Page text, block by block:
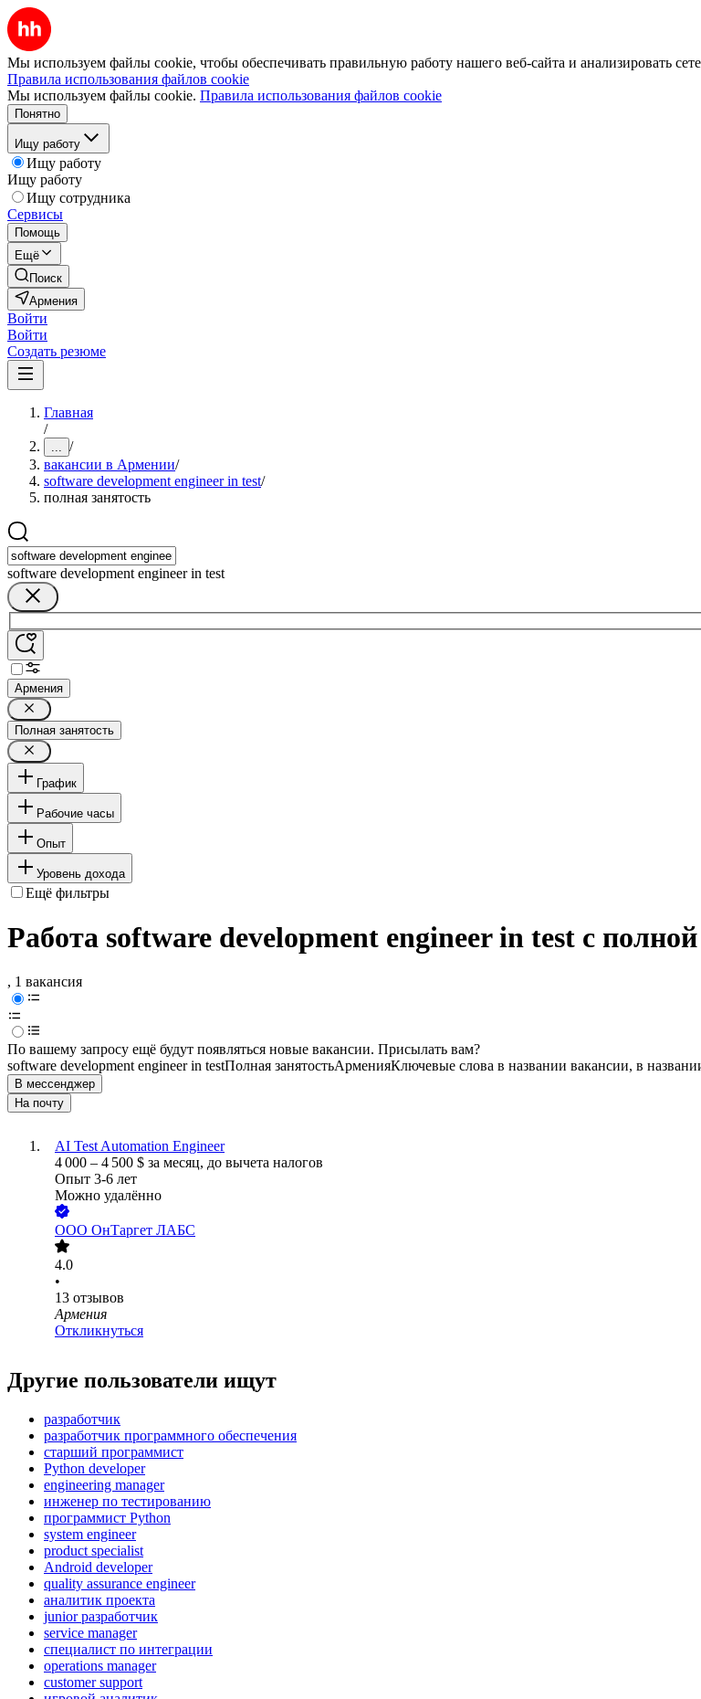
Мы используем файлы cookie, чтобы обеспечивать правильную работу нашего веб-сайта и анализировать
Правила использования файлов cookie
Мы используем файлы cookie. Правила использования файлов cookie
Понятно
Ищу работу
Ищу работу
Ищу работу
Ищу сотрудника
Сервисы
Помощь
Ещё
Поиск
Армения
Войти
Войти
Создать резюме
Главная
/
... /
вакансии в Армении/
software development engineer in test/
полная занятость
software development engineer in test
Армения
Полная занятость
График
Рабочие часы
Опыт
Уровень дохода
Ещё фильтры
Работа software development engineer in test с
, 1 вакансия
По вашему запросу ещё будут появляться новые вакансии. Присылать вам?
software development engineer in testПолная занятостьАрменияКлючевые слова в названии вакансии, в
В мессенджер
На почту
AI Test Automation Engineer
4 000 – 4 500 $ за месяц, до вычета налогов
Опыт 3-6 лет
Можно удалённо
ООО ОнТаргет ЛАБС
4.0
•
13 отзывов
Армения
Откликнуться
Другие пользователи ищут
разработчик
разработчик программного обеспечения
старший программист
Python developer
engineering manager
инженер по тестированию
программист Python
system engineer
product specialist
Android developer
quality assurance engineer
аналитик проекта
junior разработчик
service manager
специалист по интеграции
operations manager
customer support